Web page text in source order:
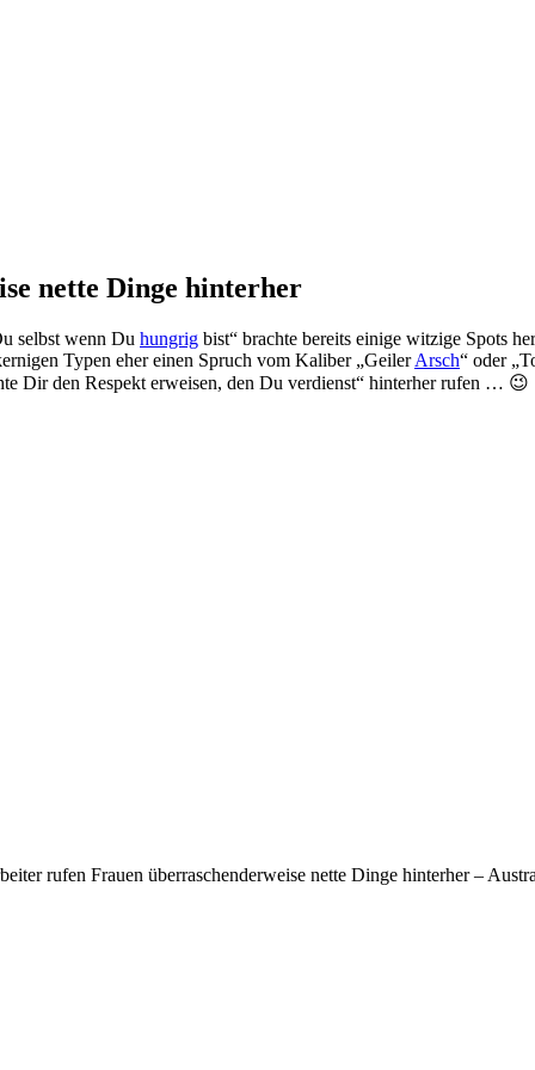
nette Dinge hinterher
selbst wenn Du hungrig bist“ brachte bereits einige witzige Spots
Typen eher einen Spruch vom Kaliber „GeilerArsch“ oder
Dir den Respekt erweisen, den Du verdienst“ hinterher rufen … 😉
rufen Frauen überraschenderweise nette Dinge hinterher –